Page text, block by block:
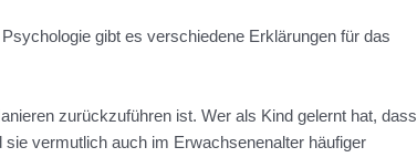
gibt es verschiedene Erklärungen für das
zurückzuführen ist. Wer als Kind gelernt hat, dass
vermutlich auch im Erwachsenenalter häufiger